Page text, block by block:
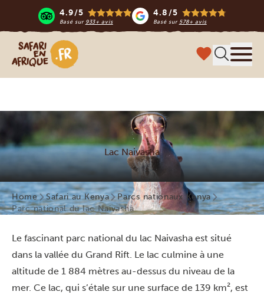
4.9/5
Basé sur 933+ avis
4.8/5
Basé sur 578+ avis
Safari en Afrique
Lac Naivasha
Home Safari au Kenya
Parcs nationaux Kenya
Parc national du lac Naivasha
Le fascinant parc national du lac Naivasha est situé
dans la vallée du Grand Rift. Le lac culmine à une
altitude de 1 884 mètres au-dessus du niveau de la
mer. Ce lac, qui s’étale sur une surface de 139 km², est